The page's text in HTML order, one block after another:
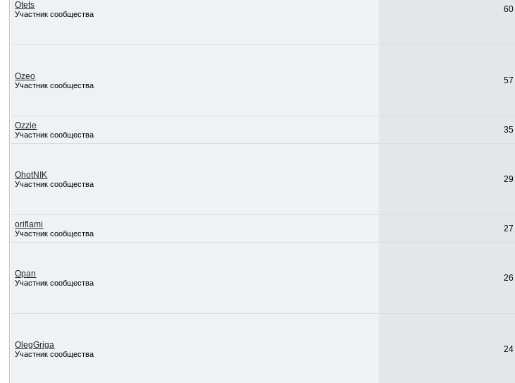
Otets
Участник сообщества 60
Ozeo
Участник сообщества 57
Ozzie
Участник сообщества 35
OhotNIK
Участник сообщества 29
oriflami
Участник сообщества 27
Opan
Участник сообщества 26
OlegGriga
Участник сообщества 24